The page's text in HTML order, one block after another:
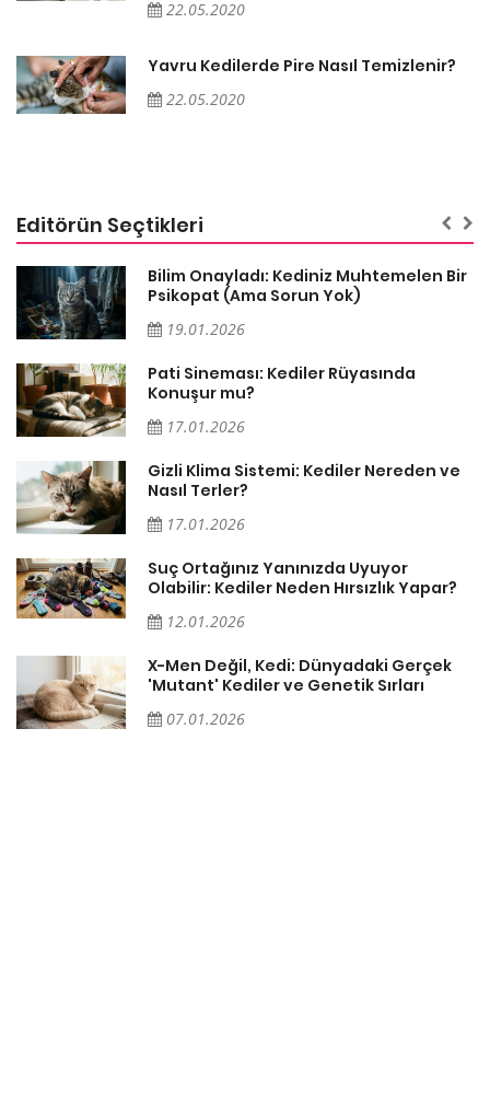
22.05.2020
Yavru Kedilerde Pire Nasıl Temizlenir?
22.05.2020
Editörün Seçtikleri
Bilim Onayladı: Kediniz Muhtemelen Bir
Psikopat (Ama Sorun Yok)
19.01.2026
Pati Sineması: Kediler Rüyasında
Konuşur mu?
17.01.2026
Gizli Klima Sistemi: Kediler Nereden ve
Nasıl Terler?
17.01.2026
Suç Ortağınız Yanınızda Uyuyor
Olabilir: Kediler Neden Hırsızlık Yapar?
12.01.2026
X-Men Değil, Kedi: Dünyadaki Gerçek
'Mutant' Kediler ve Genetik Sırları
07.01.2026